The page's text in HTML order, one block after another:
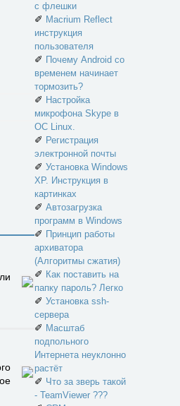
с флешки
✐ Macrium Reflect
инструкция
пользователя
✐ Почему Android со
временем начинает
тормозить?
✐ Настройка
микрофона Skype в
ОС Linux.
✐ Регистрация
электронной почты
✐ Установка Windows
XP. Инструкция в
картинках
✐ Автозагрузка
программ в Windows
✐ Принцип работы
архиватора
(Алгоритмы сжатия)
✐ Как поставить на
папку пароль? Легко
✐ Установка ssh-
сервера
✐ Масштаб
подпольного
Интернета неуклонно
растёт
✐ Что за зверь такой
- TeamViewer ???